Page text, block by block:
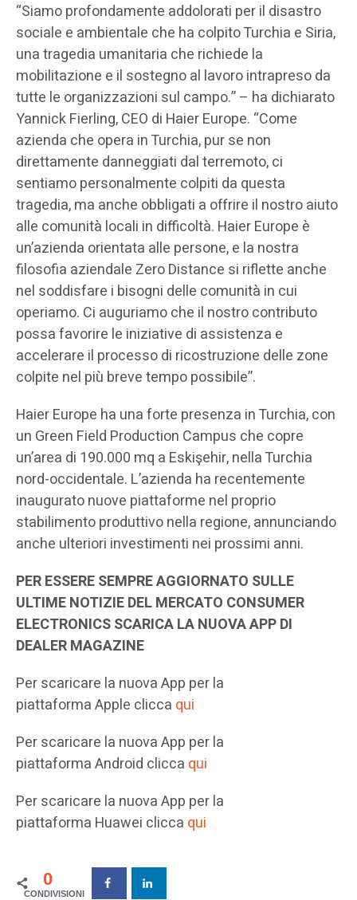
“Siamo profondamente addolorati per il disastro
sociale e ambientale che ha colpito Turchia e Siria,
una tragedia umanitaria che richiede la
mobilitazione e il sostegno al lavoro intrapreso da
tutte le organizzazioni sul campo.” – ha dichiarato
Yannick Fierling, CEO di Haier Europe. “Come
azienda che opera in Turchia, pur se non
direttamente danneggiati dal terremoto, ci
sentiamo personalmente colpiti da questa
tragedia, ma anche obbligati a offrire il nostro aiuto
alle comunità locali in difficoltà. Haier Europe è
un’azienda orientata alle persone, e la nostra
filosofia aziendale Zero Distance si riflette anche
nel soddisfare i bisogni delle comunità in cui
operiamo. Ci auguriamo che il nostro contributo
possa favorire le iniziative di assistenza e
accelerare il processo di ricostruzione delle zone
colpite nel più breve tempo possibile”.
Haier Europe ha una forte presenza in Turchia, con
un Green Field Production Campus che copre
un’area di 190.000 mq a Eskişehir, nella Turchia
nord-occidentale. L’azienda ha recentemente
inaugurato nuove piattaforme nel proprio
stabilimento produttivo nella regione, annunciando
anche ulteriori investimenti nei prossimi anni.
PER ESSERE SEMPRE AGGIORNATO SULLE
ULTIME NOTIZIE DEL MERCATO CONSUMER
ELECTRONICS SCARICA LA NUOVA APP DI
DEALER MAGAZINE
Per scaricare la nuova App per la
piattaforma Apple clicca qui
Per scaricare la nuova App per la
piattaforma Android clicca qui
Per scaricare la nuova App per la
piattaforma Huawei clicca qui
0